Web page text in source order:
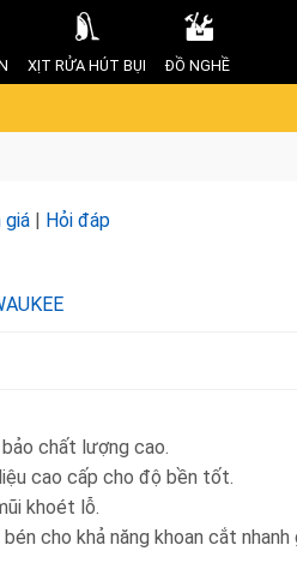
XỊT RỬA HÚT BỤI ĐỒ NGHỀ
giá | Hỏi đáp
chất lượng cao.
cao cấp cho độ bền tốt.
khoét lỗ.
cho khả năng khoan cắt nhanh